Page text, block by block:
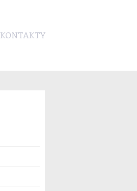
KONTAKTY